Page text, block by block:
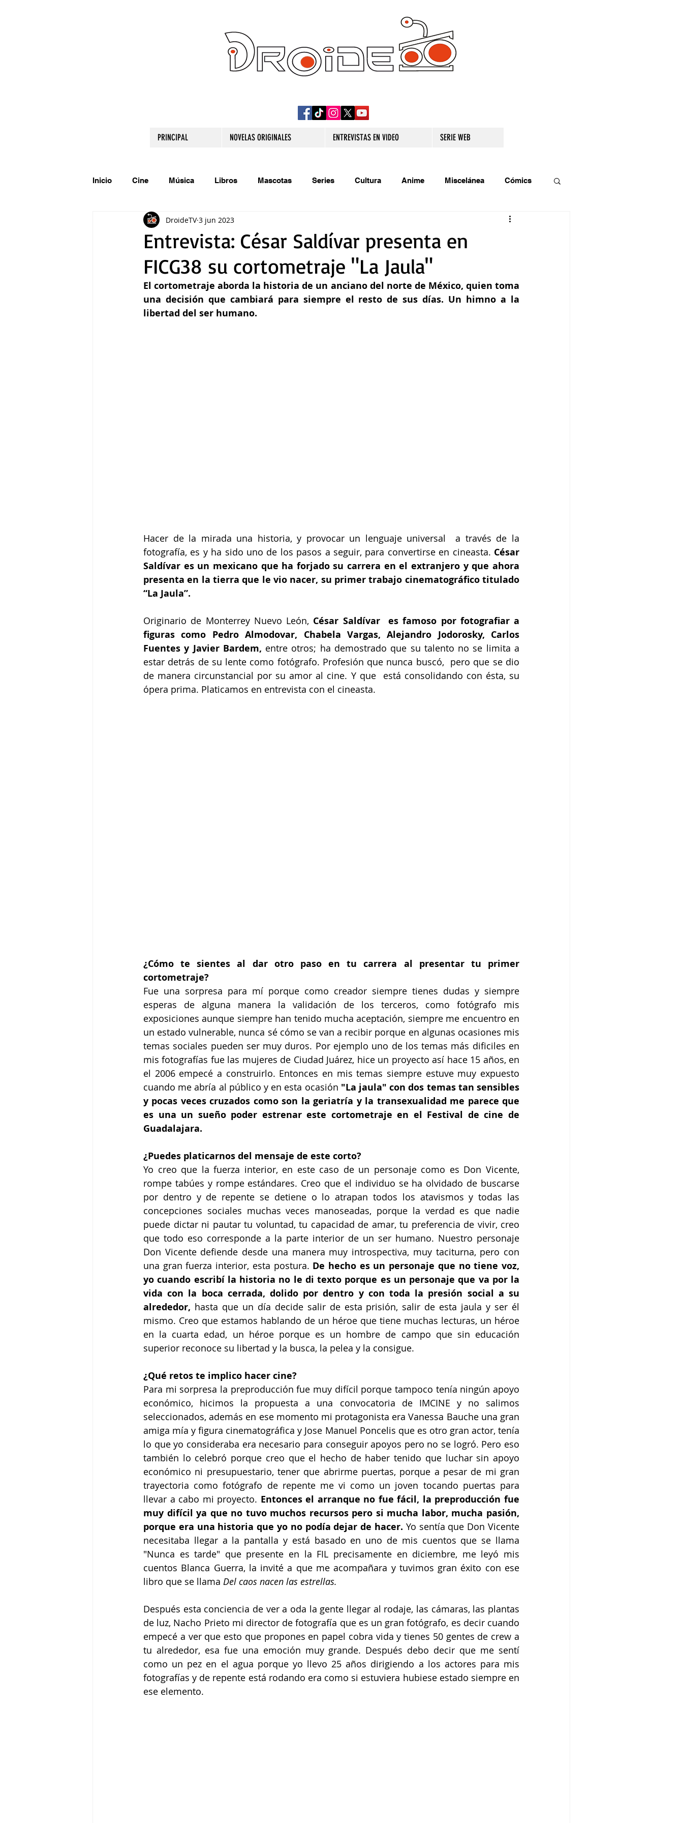
PRINCIPAL NOVELAS ORIGINALES ENTREVISTAS EN VIDEO SERIE WEB
Inicio Cine Música Libros Mascotas Series Cultura Anime Miscelánea Cómics
Comparte tu talento Relatos originales
Gastronomía Tecnología
Entrevista: César Saldívar presenta en
FICG38 su cortometraje "La Jaula"
DroideTV 3 jun 2023
El cortometraje aborda la historia de un anciano del norte de México, quien toma
una decisión que cambiará para siempre el resto de sus días. Un himno a la
libertad del ser humano.
Hacer de la mirada una historia, y provocar un lenguaje universal  a través de la
fotografía, es y ha sido uno de los pasos a seguir, para convertirse en cineasta. César
Saldívar es un mexicano que ha forjado su carrera en el extranjero y que ahora
presenta en la tierra que le vio nacer, su primer trabajo cinematográfico titulado
“La Jaula”.
Originario de Monterrey Nuevo León, César Saldívar  es famoso por fotografiar a
figuras como Pedro Almodovar, Chabela Vargas, Alejandro Jodorosky, Carlos
Fuentes y Javier Bardem, entre otros; ha demostrado que su talento no se limita a
estar detrás de su lente como fotógrafo. Profesión que nunca buscó,  pero que se dio
de manera circunstancial por su amor al cine. Y que  está consolidando con ésta, su
ópera prima. Platicamos en entrevista con el cineasta.
¿Cómo te sientes al dar otro paso en tu carrera al presentar tu primer
cortometraje?
Fue una sorpresa para mí porque como creador siempre tienes dudas y siempre
esperas de alguna manera la validación de los terceros, como fotógrafo mis
exposiciones aunque siempre han tenido mucha aceptación, siempre me encuentro en
un estado vulnerable, nunca sé cómo se van a recibir porque en algunas ocasiones mis
temas sociales pueden ser muy duros. Por ejemplo uno de los temas más dificiles en
mis fotografías fue las mujeres de Ciudad Juárez, hice un proyecto así hace 15 años, en
el 2006 empecé a construirlo. Entonces en mis temas siempre estuve muy expuesto
cuando me abría al público y en esta ocasión "La jaula" con dos temas tan sensibles
y pocas veces cruzados como son la geriatría y la transexualidad me parece que
es una un sueño poder estrenar este cortometraje en el Festival de cine de
Guadalajara.
¿Puedes platicarnos del mensaje de este corto?
Yo creo que la fuerza interior, en este caso de un personaje como es Don Vicente,
rompe tabúes y rompe estándares. Creo que el individuo se ha olvidado de buscarse
por dentro y de repente se detiene o lo atrapan todos los atavismos y todas las
concepciones sociales muchas veces manoseadas, porque la verdad es que nadie
puede dictar ni pautar tu voluntad, tu capacidad de amar, tu preferencia de vivir, creo
que todo eso corresponde a la parte interior de un ser humano. Nuestro personaje
Don Vicente defiende desde una manera muy introspectiva, muy taciturna, pero con
una gran fuerza interior, esta postura. De hecho es un personaje que no tiene voz,
yo cuando escribí la historia no le di texto porque es un personaje que va por la
vida con la boca cerrada, dolido por dentro y con toda la presión social a su
alrededor, hasta que un día decide salir de esta prisión, salir de esta jaula y ser él
mismo. Creo que estamos hablando de un héroe que tiene muchas lecturas, un héroe
en la cuarta edad, un héroe porque es un hombre de campo que sin educación
superior reconoce su libertad y la busca, la pelea y la consigue.
¿Qué retos te implico hacer cine?
Para mi sorpresa la preproducción fue muy difícil porque tampoco tenía ningún apoyo
económico, hicimos la propuesta a una convocatoria de IMCINE y no salimos
seleccionados, además en ese momento mi protagonista era Vanessa Bauche una gran
amiga mía y figura cinematográfica y Jose Manuel Poncelis que es otro gran actor, tenía
lo que yo consideraba era necesario para conseguir apoyos pero no se logró. Pero eso
también lo celebró porque creo que el hecho de haber tenido que luchar sin apoyo
económico ni presupuestario, tener que abrirme puertas, porque a pesar de mi gran
trayectoria como fotógrafo de repente me vi como un joven tocando puertas para
llevar a cabo mi proyecto. Entonces el arranque no fue fácil, la preproducción fue
muy difícil ya que no tuvo muchos recursos pero si mucha labor, mucha pasión,
porque era una historia que yo no podía dejar de hacer. Yo sentía que Don Vicente
necesitaba llegar a la pantalla y está basado en uno de mis cuentos que se llama
"Nunca es tarde" que presente en la FIL precisamente en diciembre, me leyó mis
cuentos Blanca Guerra, la invité a que me acompañara y tuvimos gran éxito con ese
libro que se llama Del caos nacen las estrellas.
Después esta conciencia de ver a oda la gente llegar al rodaje, las cámaras, las plantas
de luz, Nacho Prieto mi director de fotografía que es un gran fotógrafo, es decir cuando
empecé a ver que esto que propones en papel cobra vida y tienes 50 gentes de crew a
tu alrededor, esa fue una emoción muy grande. Después debo decir que me sentí
como un pez en el agua porque yo llevo 25 años dirigiendo a los actores para mis
fotografías y de repente está rodando era como si estuviera hubiese estado siempre en
ese elemento.